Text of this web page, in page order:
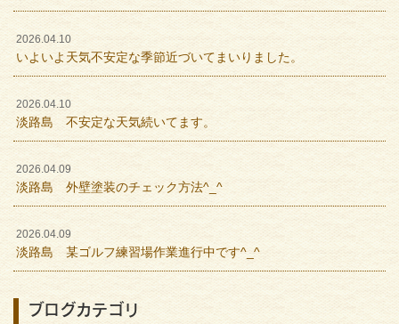
2026.04.10
いよいよ天気不安定な季節近づいてまいりました。
2026.04.10
淡路島 不安定な天気続いてます。
2026.04.09
淡路島 外壁塗装のチェック方法^_^
2026.04.09
淡路島 某ゴルフ練習場作業進行中です^_^
ブログカテゴリ